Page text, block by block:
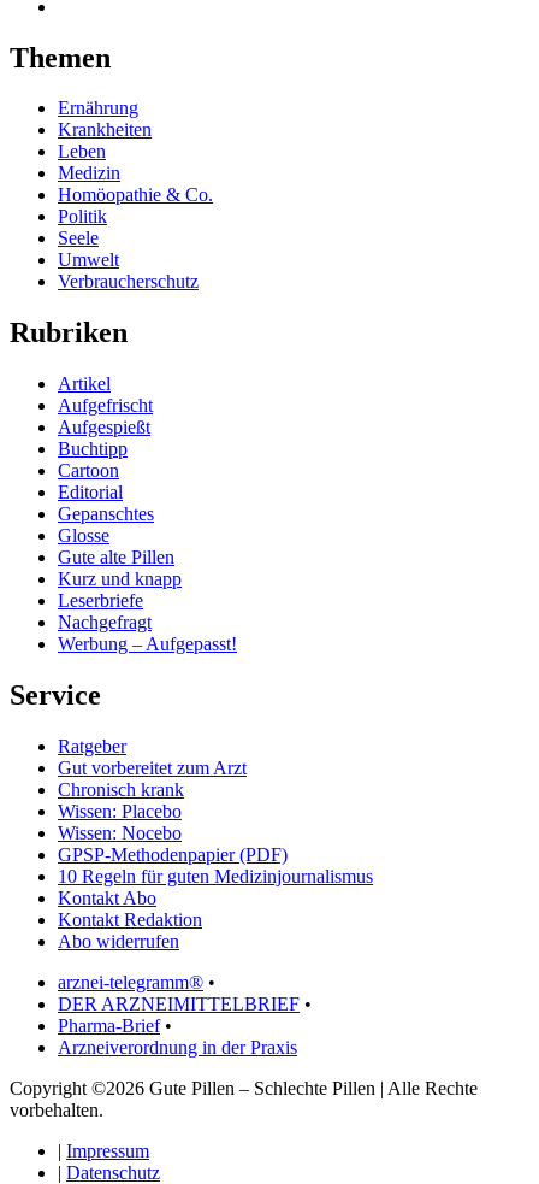
Themen
Ernährung
Krankheiten
Leben
Medizin
Homöopathie & Co.
Politik
Seele
Umwelt
Verbraucherschutz
Rubriken
Artikel
Aufgefrischt
Aufgespießt
Buchtipp
Cartoon
Editorial
Gepanschtes
Glosse
Gute alte Pillen
Kurz und knapp
Leserbriefe
Nachgefragt
Werbung – Aufgepasst!
Service
Ratgeber
Gut vorbereitet zum Arzt
Chronisch krank
Wissen: Placebo
Wissen: Nocebo
GPSP-Methodenpapier (PDF)
10 Regeln für guten Medizinjournalismus
Kontakt Abo
Kontakt Redaktion
Abo widerrufen
arznei-telegramm® •
DER ARZNEIMITTELBRIEF •
Pharma-Brief•
Arzneiverordnung in der Praxis
Copyright ©2026 Gute Pillen – Schlechte Pillen | Alle Rechte
vorbehalten.
| Impressum
| Datenschutz